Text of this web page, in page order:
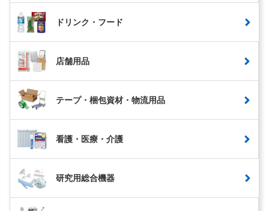
ドリンク・フード
店舗用品
テープ・梱包資材・物流用品
看護・医療・介護
研究用総合機器